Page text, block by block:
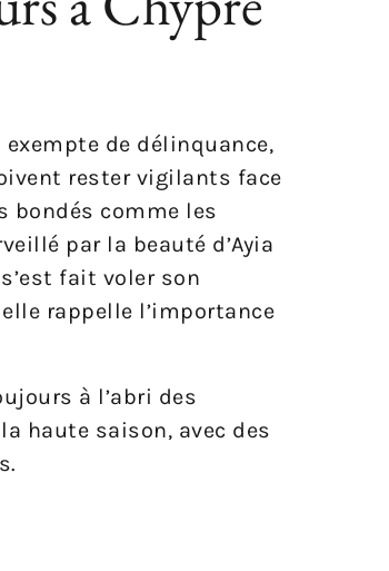
de délinquance,
rester vigilants face
bondés comme les
par la beauté d’Ayia
fait voler son
rappelle l’importance
à l’abri des
haute saison, avec des